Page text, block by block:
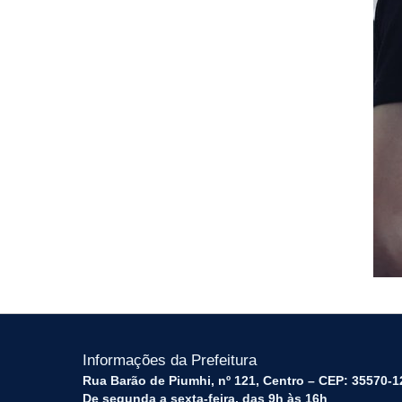
Informações da Prefeitura
Rua Barão de Piumhi, nº 121, Centro – CEP: 35570-
De segunda a sexta-feira, das 9h às 16h